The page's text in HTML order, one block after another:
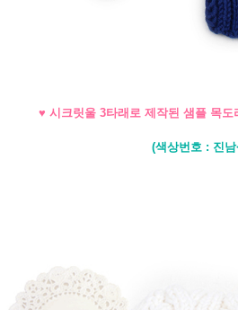
♥ 시크릿울 3타래로 제작된 샘플 목
(색상번호 : 진남